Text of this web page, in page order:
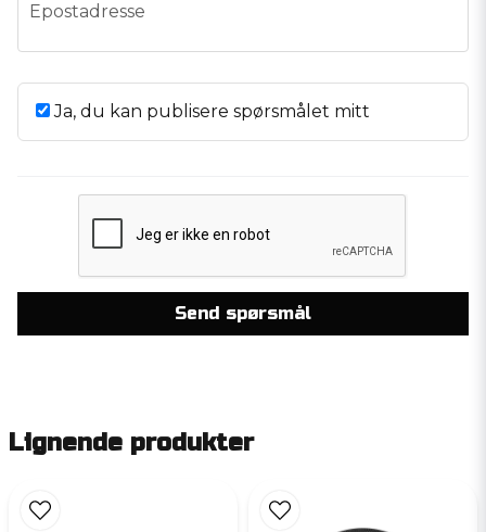
Epostadresse
Ja, du kan publisere spørsmålet mitt
Send spørsmål
Lignende produkter